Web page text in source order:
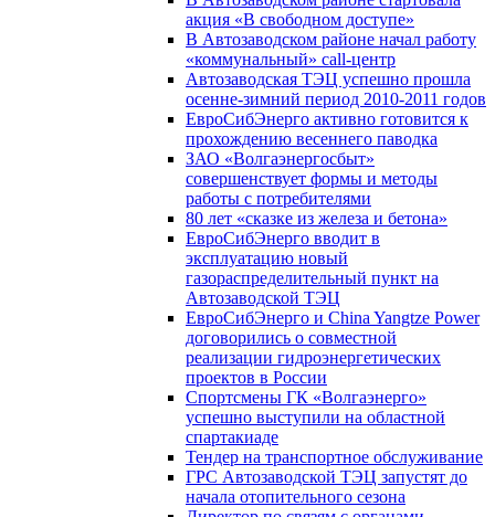
акция «В свободном доступе»
В Автозаводском районе начал работу
«коммунальный» call-центр
Автозаводская ТЭЦ успешно прошла
осенне-зимний период 2010-2011 годов
ЕвроСибЭнерго активно готовится к
прохождению весеннего паводка
ЗАО «Волгаэнергосбыт»
совершенствует формы и методы
работы с потребителями
80 лет «сказке из железа и бетона»
ЕвроСибЭнерго вводит в
эксплуатацию новый
газораспределительный пункт на
Автозаводской ТЭЦ
ЕвроСибЭнерго и China Yangtze Power
договорились о совместной
реализации гидроэнергетических
проектов в России
Спортсмены ГК «Волгаэнерго»
успешно выступили на областной
спартакиаде
Тендер на транспортное обслуживание
ГРС Автозаводской ТЭЦ запустят до
начала отопительного сезона